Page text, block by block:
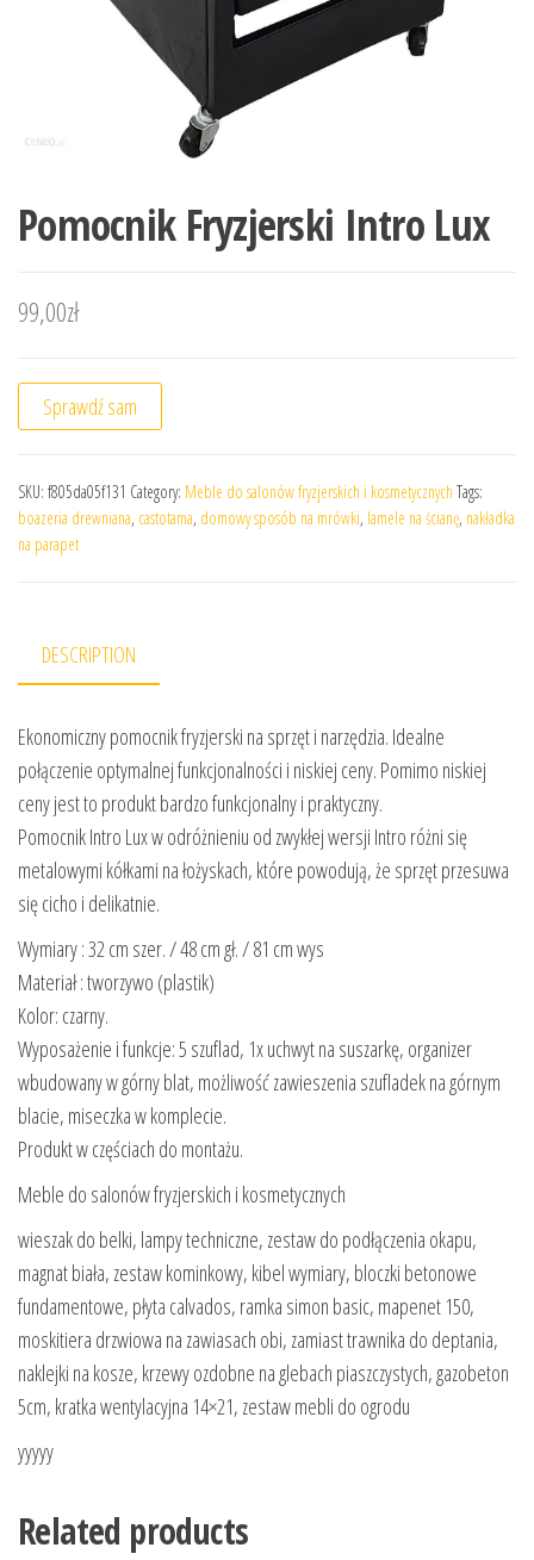
Pomocnik Fryzjerski Intro Lux
99,00zł
Sprawdź sam
SKU: f805da05f131 Category: Meble do salonów fryzjerskich i kosmetycznych Tags:
boazeria drewniana, castotama, domowy sposób na mrówki, lamele na ścianę, nakładka
na parapet
DESCRIPTION
Ekonomiczny pomocnik fryzjerski na sprzęt i narzędzia. Idealne
połączenie optymalnej funkcjonalności i niskiej ceny. Pomimo niskiej
ceny jest to produkt bardzo funkcjonalny i praktyczny.
Pomocnik Intro Lux w odróżnieniu od zwykłej wersji Intro różni się
metalowymi kółkami na łożyskach, które powodują, że sprzęt przesuwa
się cicho i delikatnie.
Wymiary : 32 cm szer. / 48 cm gł. / 81 cm wys
Materiał : tworzywo (plastik)
Kolor: czarny.
Wyposażenie i funkcje: 5 szuflad, 1x uchwyt na suszarkę, organizer
wbudowany w górny blat, możliwość zawieszenia szufladek na górnym
blacie, miseczka w komplecie.
Produkt w częściach do montażu.
Meble do salonów fryzjerskich i kosmetycznych
wieszak do belki, lampy techniczne, zestaw do podłączenia okapu,
magnat biała, zestaw kominkowy, kibel wymiary, bloczki betonowe
fundamentowe, płyta calvados, ramka simon basic, mapenet 150,
moskitiera drzwiowa na zawiasach obi, zamiast trawnika do deptania,
naklejki na kosze, krzewy ozdobne na glebach piaszczystych, gazobeton
5cm, kratka wentylacyjna 14×21, zestaw mebli do ogrodu
yyyyy
Related products